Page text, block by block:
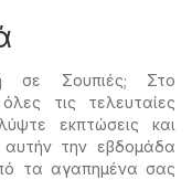
σε Σουπιές; Στο
τις τελευταίες
εκπτώσεις και
την εβδομάδα
τα αγαπημένα σας